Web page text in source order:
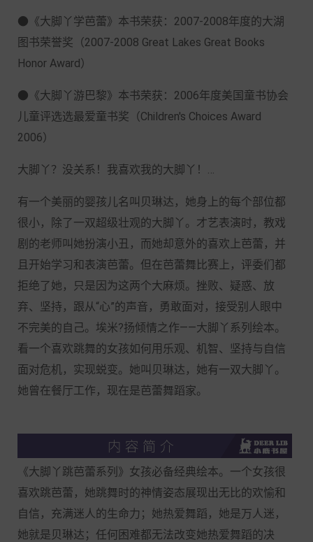
●《大脚丫学芭蕾》本书荣获：2007-2008年度的大湖
图书荣誉奖（2007-2008 Great Lakes Great Books
Honor Award）
●《大脚丫游巴黎》本书荣获：2006年度美国童书协会
儿童评选选最爱童书奖（Children's Choices Award
2006）
大脚丫？没关系！我喜欢我的大脚丫！…
有一个美丽的婴孩儿名叫贝琳达，她身上的每个部位都
很小，除了一双超级壮观的大脚丫。才艺表演时，教戏
剧的老师叫她扮演小丑，而她却意外的喜欢上芭蕾，并
且开始学习和表演芭蕾。但在芭蕾舞比赛上，评委们都
拒绝了她，只是因为这两个大麻烦。挫败、疑惑、放
弃、坚持，跟从“心”的声音，勇敢面对，接受别人眼中
不完美的自己。埃米?扬倾情之作——大脚丫系列绘本。
看一个喜欢跳舞的女孩如何用乐观、机智、坚持与自信
面对危机，实现蜕变。她叫贝琳达，她有一双大脚丫。
她曾在餐厅工作，现在是芭蕾舞蹈家。
《大脚丫跳芭蕾系列》女孩必备经典绘本。一个女孩很
喜欢跳芭蕾，她跳舞时的神情姿态展现出无比的欢愉和
自信，充满迷人的生命力；她热爱舞蹈，她是万人迷，
她就是贝琳达；任何困难都无法改变她热爱舞蹈的决